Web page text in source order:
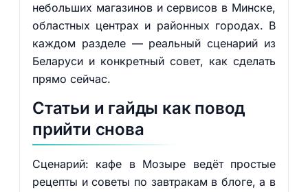
небольших магазинов и сервисов в Минске,
областных центрах и районных городах. В
каждом разделе — реальный сценарий из
Беларуси и конкретный совет, как сделать
прямо сейчас.
Статьи и гайды как повод
прийти снова
Сценарий: кафе в Мозыре ведёт простые
рецепты и советы по завтракам в блоге, а в